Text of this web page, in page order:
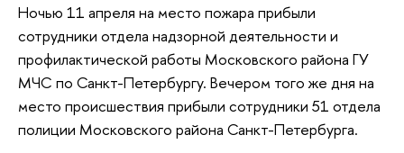
Ночью 11 апреля на место пожара прибыли
сотрудники отдела надзорной деятельности и
профилактической работы Московского района ГУ
МЧС по Санкт-Петербургу. Вечером того же дня на
место происшествия прибыли сотрудники 51 отдела
полиции Московского района Санкт-Петербурга.